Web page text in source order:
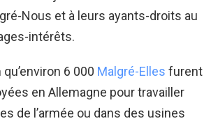
Nous et à leurs ayants-droits au
intérêts.
6 000 Malgré-Elles furent
en Allemagne pour travailler
de l’armée ou dans des usines